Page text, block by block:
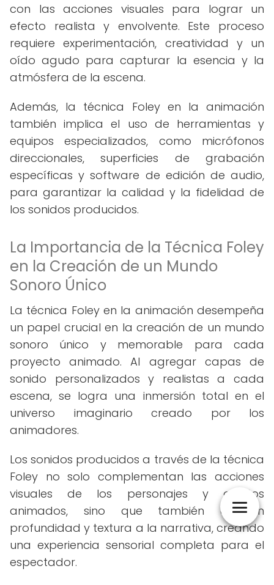
con las acciones visuales para lograr un
efecto realista y envolvente. Este proceso
requiere experimentación, creatividad y un
oído agudo para capturar la esencia y la
atmósfera de la escena.
Además, la técnica Foley en la animación
también implica el uso de herramientas y
equipos especializados, como micrófonos
direccionales, superficies de grabación
específicas y software de edición de audio,
para garantizar la calidad y la fidelidad de
los sonidos producidos.
La Importancia de la Técnica Foley
en la Creación de un Mundo
Sonoro Único
La técnica Foley en la animación desempeña
un papel crucial en la creación de un mundo
sonoro único y memorable para cada
proyecto animado. Al agregar capas de
sonido personalizados y realistas a cada
escena, se logra una inmersión total en el
universo imaginario creado por los
animadores.
Los sonidos producidos a través de la técnica
Foley no solo complementan las acciones
visuales de los personajes y objetos
animados, sino que también añaden
profundidad y textura a la narrativa, creando
una experiencia sensorial completa para el
espectador.